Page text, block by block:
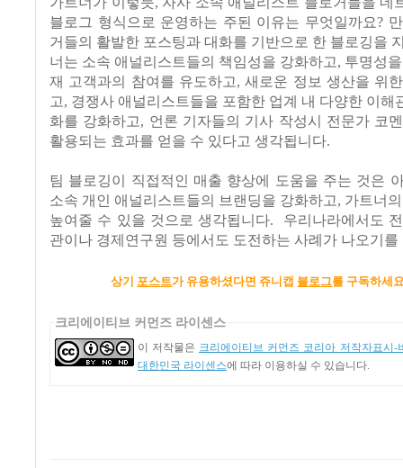
블로그 형식으로 운영하는 주된 이유는 무엇일까요?
거들의 활발한 포스팅과 대화를 기반으로 한 블로깅을
너는 소속 애널리스트들의 책임성을 강화하고, 투명성
재 고객과의 참여를 유도하고, 새로운 정보 생산을 위
고, 경쟁사 애널리스트들을 포함한 업계 내 다양한 이해
화를 강화하고, 언론 기자들의 기사 작성시 전문가 코
활용되는 효과를 얻을 수 있다고 생각됩니다.
팀 블로깅이 직접적인 매출 향상에 도움을 주는 것은
소속 개인 애널리스트들의 브랜딩을 강화하고, 가트너
높여줄 수 있을 것으로 생각됩니다. 우리나라에서도
관이나 경제연구원 등에서도 도전하는 사례가 나오기
상기 포스트가 유용하셨다면 쥬니캡 블로그를 구독하세
크리에이티브 커먼즈 라이센스
이 저작물은 크리에이티브 커먼즈 코리아 저작자표시-
대한민국 라이센스에 따라 이용하실 수 있습니다.